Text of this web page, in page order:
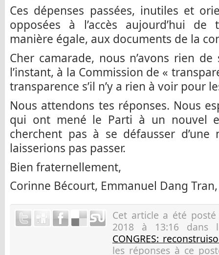
Ces dépenses passées, inutiles et
opposées à l’accès aujourd’hui
manière égale, aux documents de la
Cher camarade, nous n’avons rien
l’instant, à la Commission de «
transparence s’il n’y a rien à voir pour
Nous attendons tes réponses. Nous
qui ont mené le Parti à un nouvel
cherchent pas à se défausser
laisserions pas passer.
Bien fraternellement,
Corinne Bécourt, Emmanuel Dang
Cet article a été
2018 à 13:16 dans
CONGRES:
les réponses à ce